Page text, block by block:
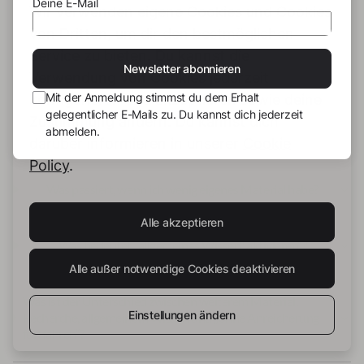
Was ist ergänzendes Material?
Was bedeutet „allgemeines Wissen" aktivieren“?
Was ist der Unterschied zwischen weiterem Material,
Recherche, allgemeinem Wissen und „ohne Anreicherung
fortfahren“?
Wir verwenden eigene Cookies und Cookies
von Dritten, um dir den bestmöglichen
Service zu bieten. Du kannst die
Verwendung von Cookies jederzeit
konfigurieren und akzeptieren sowie deine
Zustimmung ändern. Du kannst dich
Policy.
Alle akzeptieren
Alle außer notwendige Cookies deaktivieren
Einstellungen ändern
Deine E-Mail
Newsletter abonnieren
Mit der Anmeldung stimmst du dem Erhalt
gelegentlicher E-Mails zu. Du kannst dich jederzeit
abmelden.